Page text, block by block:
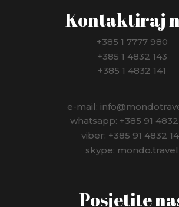
Kontaktiraj
+385 1 7777 980
+385 1 4832 143
+385 1 4832 141
e-mail:
whatsapp: +385 91 4832
viber: +385 91 4832
skype: mondo.travel
Posjetite